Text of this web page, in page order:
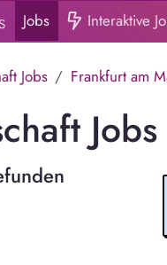
Jobs Interaktive
Jobs Frankfurt am